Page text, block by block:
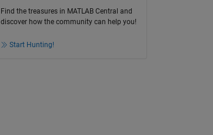
Find the treasures in MATLAB Central and
discover how the community can help you!
Start Hunting!